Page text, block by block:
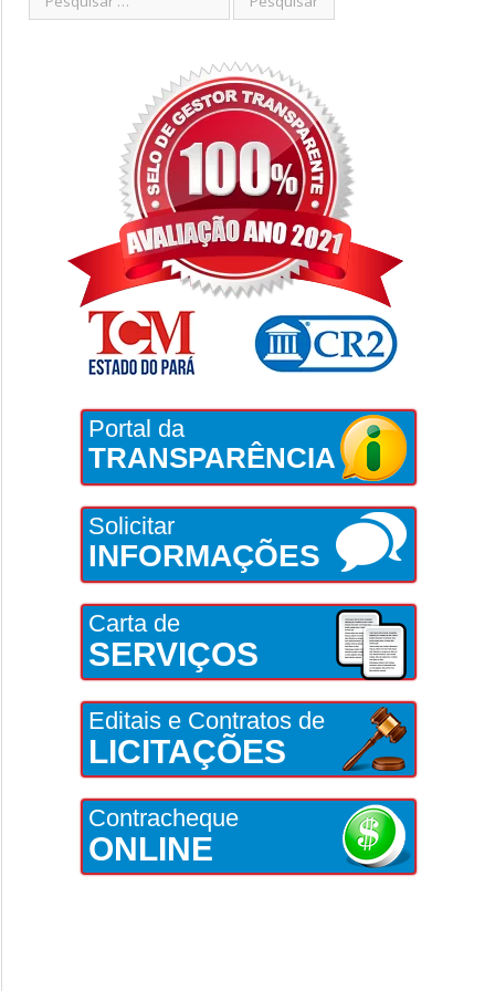
Portal da
TRANSPARÊNCIA
Solicitar
INFORMAÇÕES
Carta de
SERVIÇOS
Editais e Contratos de
LICITAÇÕES
Contracheque
ONLINE